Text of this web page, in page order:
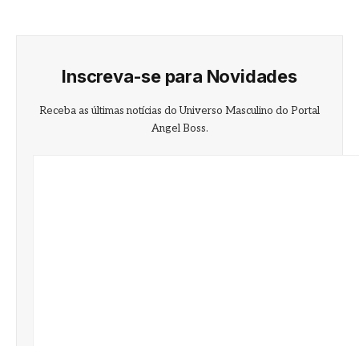
Inscreva-se para Novidades
Receba as últimas notícias do Universo Masculino do Portal
Angel Boss.